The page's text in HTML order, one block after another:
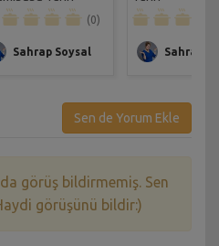
(0)
Sahrap Soysal Sahrap
Sen de Yorum Ekle
görüş bildirmemiş. Sen
görüşünü bildir:)